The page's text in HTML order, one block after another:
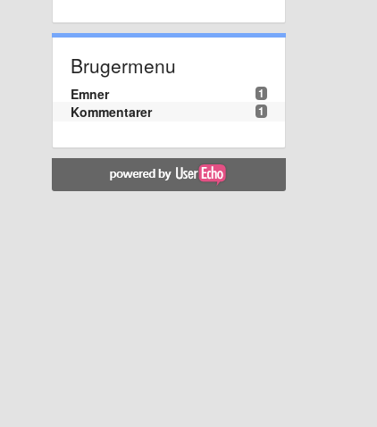
Brugermenu
1
Emner
1
Kommentarer